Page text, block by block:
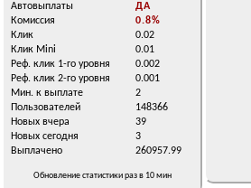
Автовыплаты
ДА
Комиссия
0.8%
Клик
0.02
Клик Mini
0.01
Реф. клик 1-го уровня
0.002
Реф. клик 2-го уровня
0.001
Мин. к выплате
2
Пользователей
148366
Новых вчера
39
Новых сегодня
3
Выплачено
260957.99
Обновление статистики раз в 10 мин